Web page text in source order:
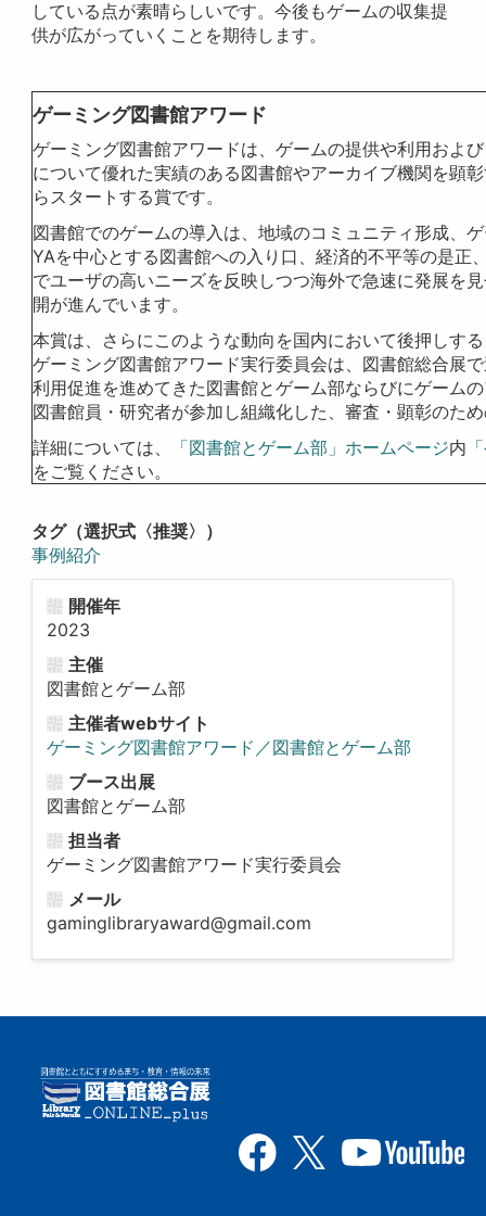
している点が素晴らしいです。今後もゲームの収集提
供が広がっていくことを期待します。
ゲーミング図書館アワード
ゲーミング図書館アワードは、ゲームの提供や利用およ
について優れた実績のある図書館やアーカイブ機関を顕
らスタートする賞です。
図書館でのゲームの導入は、地域のコミュニティ形成、
YAを中心とする図書館への入り口、経済的不平等の是正
でユーザの高いニーズを反映しつつ海外で急速に発展を
開が進んでいます。
本賞は、さらにこのような動向を国内において後押しす
ゲーミング図書館アワード実行委員会は、図書館総合展
利用促進を進めてきた図書館とゲーム部ならびにゲーム
図書館員・研究者が参加し組織化した、審査・顕彰のた
詳細については、
「図書館とゲーム部」ホームページ内
をご覧ください。
タグ（選択式〈推奨〉）
事例紹介
開催年
2023
主催
図書館とゲーム部
主催者webサイト
ゲーミング図書館アワード／図書館とゲーム部
ブース出展
図書館とゲーム部
担当者
ゲーミング図書館アワード実行委員会
メール
gaminglibraryaward@gmail.com